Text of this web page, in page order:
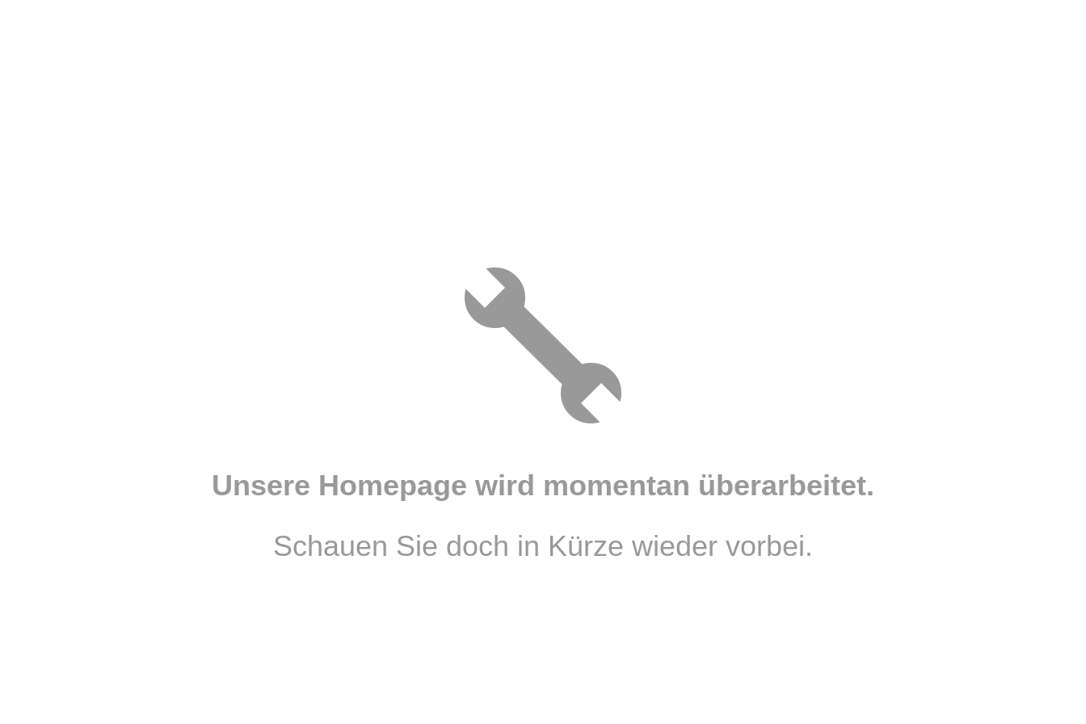
Unsere Homepage wird momentan überarbeitet.
Schauen Sie doch in Kürze wieder vorbei.